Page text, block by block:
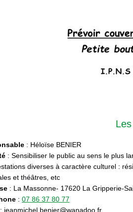
: Héloïse BENIER
: Sensibiliser le public au sens le plus
diverses à caractère culturel :
et théâtres, etc
: La Massonne- 17620 La Gripperie-
: 07 86 37 80 77
: jeanmichel.benier@wanadoo.fr